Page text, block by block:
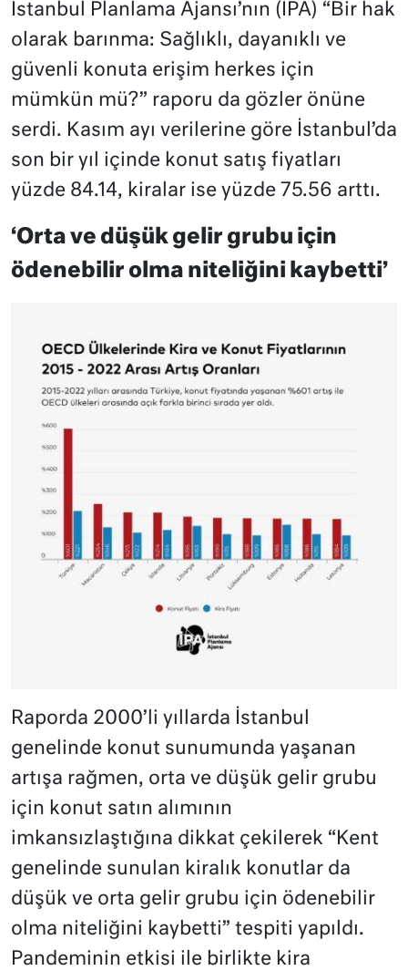
İstanbul Planlama Ajansı’nın (İPA) “Bir hak
olarak barınma: Sağlıklı, dayanıklı ve
güvenli konuta erişim herkes için
mümkün mü?” raporu da gözler önüne
serdi. Kasım ayı verilerine göre İstanbul’da
son bir yıl içinde konut satış fiyatları
yüzde 84.14, kiralar ise yüzde 75.56 arttı.
‘Orta ve düşük gelir grubu için
ödenebilir olma niteliğini kaybetti’
Raporda 2000’li yıllarda İstanbul
genelinde konut sunumunda yaşanan
artışa rağmen, orta ve düşük gelir grubu
için konut satın alımının
imkansızlaştığına dikkat çekilerek “Kent
genelinde sunulan kiralık konutlar da
düşük ve orta gelir grubu için ödenebilir
olma niteliğini kaybetti” tespiti yapıldı.
Pandeminin etkisi ile birlikte kira